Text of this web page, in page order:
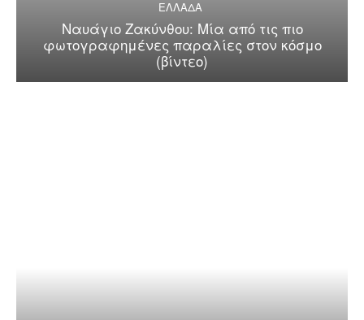
ΕΛΛΑΔΑ
Ναυάγιο Ζακύνθου: Μία από τις πιο
φωτογραφημένες παραλίες στον κόσμο
(βίντεο)